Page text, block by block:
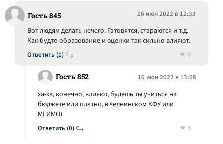
Гость 845 16 июн 2022 в 12:33
Ответить (1)
Вот людям делать нечего. Готовятся, стараются и т.д.
Как будто образование и оценки так сильно влияют.
0
Гость 852 16 июн 2022 в 13:08
Ответить (0)
ха-ха, конечно, влияют, будешь ты учиться на
бюджете или платно, в челнинском КФУ или
МГИМО)
5